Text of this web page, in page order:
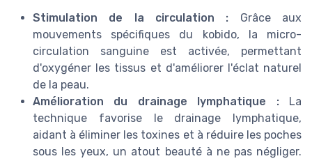
Stimulation de la circulation : Grâce aux
mouvements spécifiques du kobido, la micro-
circulation sanguine est activée, permettant
d'oxygéner les tissus et d'améliorer l'éclat naturel
de la peau.
Amélioration du drainage lymphatique :La
technique favorise le drainage lymphatique,
aidant à éliminer les toxines et à réduire les poches
sous les yeux, un atout beauté à ne pas négliger.